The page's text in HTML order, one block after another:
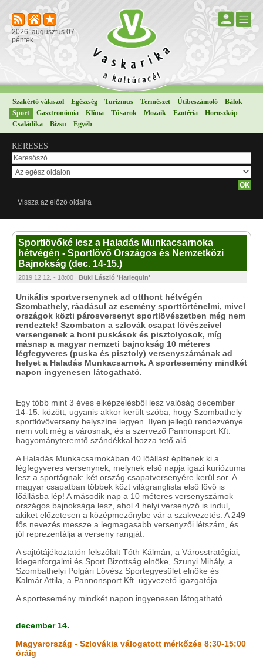
2026. augusztus 07.
péntek
Szakértő válaszol Egészség Turizmus Természet Útibeszámoló
Bálok
Sport
Gasztronómia Klíma Tűsarok Mozaik Ezotéria
Horoszkóp
Családika
Bizsu Egyéb
KERESÉS
Vissza az előző oldalra
Sportlövőké lesz a Haladás Munkacsarnoka
hétvégén - Sportlövő Országos és Nemzetközi
Bajnokság (dec. 14-15.)
2019.12.12. - 18:00 | Büki László 'Harlequin'
Unikális sportversenynek ad otthont hétvégén
Szombathely, ráadásul az esemény sporttörténelmi, mivel
országok közti párosversenyt sportlövészetben még nem
rendeztek! Szombaton a szlovák csapat lövészeivel
versengenek a honi puskások és pisztolyosok, míg
másnap a magyar nemzeti bajnokság 10 méteres
légfegyveres (puska és pisztoly) versenyszámának ad
helyet a Haladás Munkacsarnok. A sportesemény mindkét
napon ingyenesen látogatható.
Egy több mint 3 éves elképzelésből lesz valóság december
14-15. között, ugyanis akkor került szóba, hogy Szombathely
sportlövőverseny helyszíne legyen. Ilyen jellegű rendezvénye
nem volt még a városnak, és a szervező Pannonsport Kft.
hagyományteremtő szándékkal hozza tető alá.
A Haladás Munkacsarnokában 40 lőállást építenek ki a
légfegyveres versenynek, melynek első napja igazi kuriózuma
lesz a sportágnak: két ország csapatversenyére kerül sor. A
magyar csapatban többek közt világranglista első lövő is
lőállásba lép! A második nap a 10 méteres versenyszámok
országos bajnoksága lesz, ahol 4 helyi versenyző is indul,
akiket előzetesen a középmezőnybe vár a szakvezetés. A 249
fős nevezés messze a legmagasabb versenyzői létszám, és
jól reprezentálja a verseny rangját.
A sajtótájékoztatón felszólalt Tóth Kálmán, a Városstratégiai,
Idegenforgalmi és Sport Bizottság elnöke, Szunyi Mihály, a
Szombathelyi Polgári Lövész Sportegyesület elnöke és
Kalmár Attila, a Pannonsport Kft. ügyvezető igazgatója.
A sportesemény mindkét napon ingyenesen látogatható.
december 14.
Magyarország - Szlovákia válogatott mérkőzés 8:30-15:00
óráig